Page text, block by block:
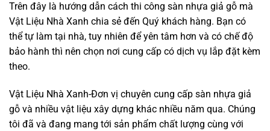
Trên đây là hướng dẫn cách thi công sàn nhựa giả gỗ mà
Vật Liệu Nhà Xanh chia sẻ đến Quý khách hàng. Bạn có
thể tự làm tại nhà, tuy nhiên để yên tâm hơn và có chế độ
bảo hành thì nên chọn nơi cung cấp có dịch vụ lắp đặt kèm
theo.
Vật Liệu Nhà Xanh-Đơn vị chuyên cung cấp sàn nhựa giả
gỗ và nhiều vật liệu xây dựng khác nhiều năm qua. Chúng
tôi đã và đang mang tới sản phẩm chất lượng cùng với